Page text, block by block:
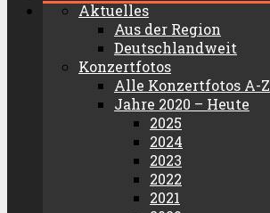
Aktuelles
Aus der Region
Deutschlandweit
Konzertfotos
Alle Konzertfotos A-Z
Jahre 2020 – Heute
2025
2024
2023
2022
2021